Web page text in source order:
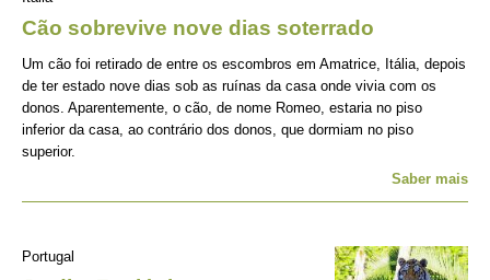
Cão sobrevive nove dias soterrado
Um cão foi retirado de entre os escombros em Amatrice, Itália, depois
de ter estado nove dias sob as ruínas da casa onde vivia com os
donos. Aparentemente, o cão, de nome Romeo, estaria no piso
inferior da casa, ao contrário dos donos, que dormiam no piso
superior.
Saber mais
Portugal